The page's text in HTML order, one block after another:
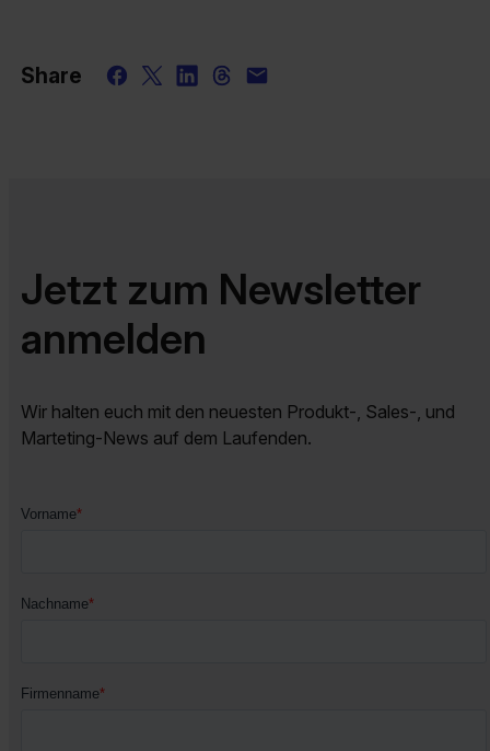
Share
Jetzt zum Newsletter
anmelden
Wir halten euch mit den neuesten Produkt-, Sales-, und
Marteting-News auf dem Laufenden.